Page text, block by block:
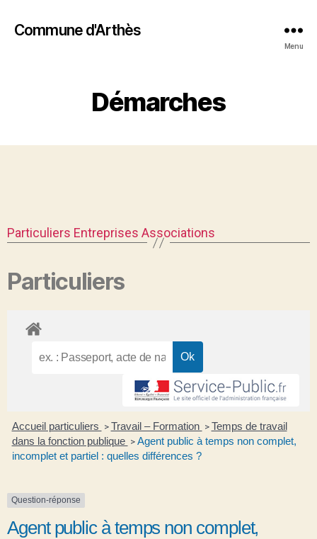
Commune d'Arthès
Menu
Démarches
Particuliers Entreprises Associations
Particuliers
Accueil particuliers > Travail – Formation > Temps de travail
dans la fonction publique > Agent public à temps non complet,
incomplet et partiel : quelles différences ?
Question-réponse
Agent public à temps non complet,